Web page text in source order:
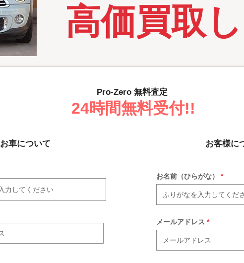
高価買取
Pro-Zero 無料査定
​24時間無料受付!!
お車について お客様に
お名前（ひらがな）
メールアドレス